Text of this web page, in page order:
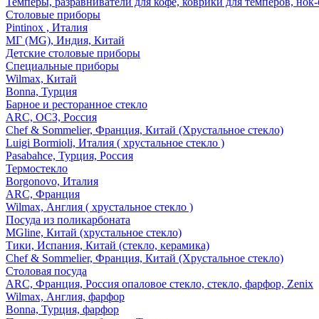
Столовые приборы
Pintinox , Италия
МГ (MG), Индия, Китай
Детские столовые приборы
Специальные приборы
Wilmax, Китай
Bonna, Турция
Барное и ресторанное стекло
ARC, ОСЗ, Россия
Chef & Sommelier, Франция, Китай (Хрустальное стекло)
Luigi Bormioli, Италия ( хрустальное стекло )
Pasabahce, Турция, Россия
Термостекло
Borgonovo, Италия
ARC, Франция
Wilmax, Англия ( хрустальное стекло )
Посуда из поликарбоната
MGline, Китай (хрустальное стекло)
Тики, Испания, Китай (стекло, керамика)
Chef & Sommelier, Франция, Китай (Хрустальное стекло)
Столовая посуда
ARC, Франция, Россия опаловое стекло, стекло, фарфор, Zenix
Wilmax, Англия, фарфор
Bonna, Турция, фарфор